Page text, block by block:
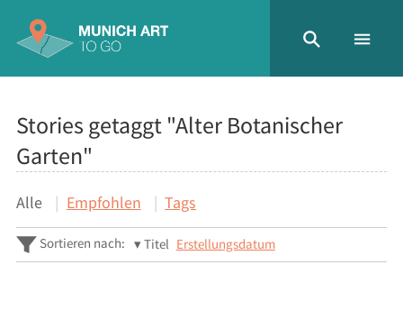
Stories getaggt "Alter Botanischer
Garten"
Alle Empfohlen Tags
Sortieren nach: Titel Erstellungsdatum